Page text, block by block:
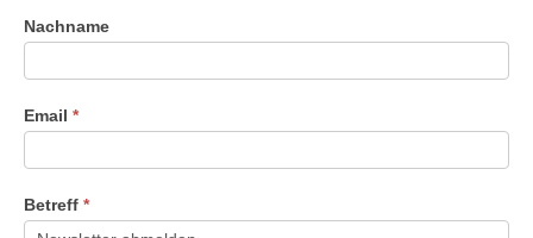
Nachname
Email *
Betreff *